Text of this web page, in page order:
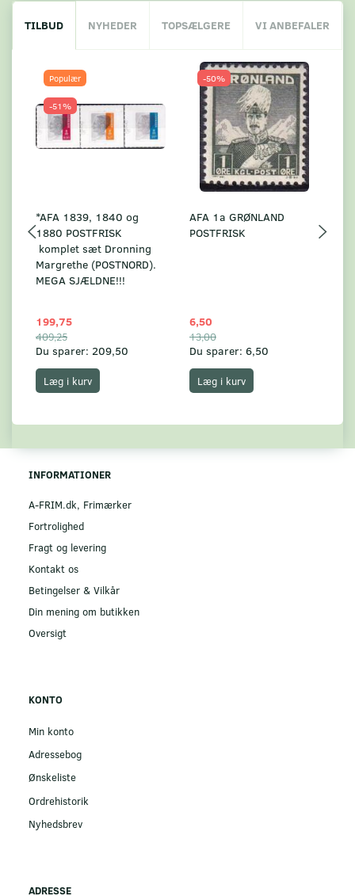
TILBUD NYHEDER TOPSÆLGERE VI ANBEFALER
Populær
-51%
*AFA 1839, 1840 og
1880 POSTFRISK
komplet sæt Dronning
Margrethe (POSTNORD).
MEGA SJÆLDNE!!!
199,75
409,25
Du sparer: 209,50
Læg i kurv
-50%
AFA 1a GRØNLAND
POSTFRISK
6,50
13,00
Du sparer: 6,50
Læg i kurv
INFORMATIONER
A-FRIM.dk, Frimærker
Fortrolighed
Fragt og levering
Kontakt os
Betingelser & Vilkår
Din mening om butikken
Oversigt
KONTO
Min konto
Adressebog
Ønskeliste
Ordrehistorik
Nyhedsbrev
ADRESSE